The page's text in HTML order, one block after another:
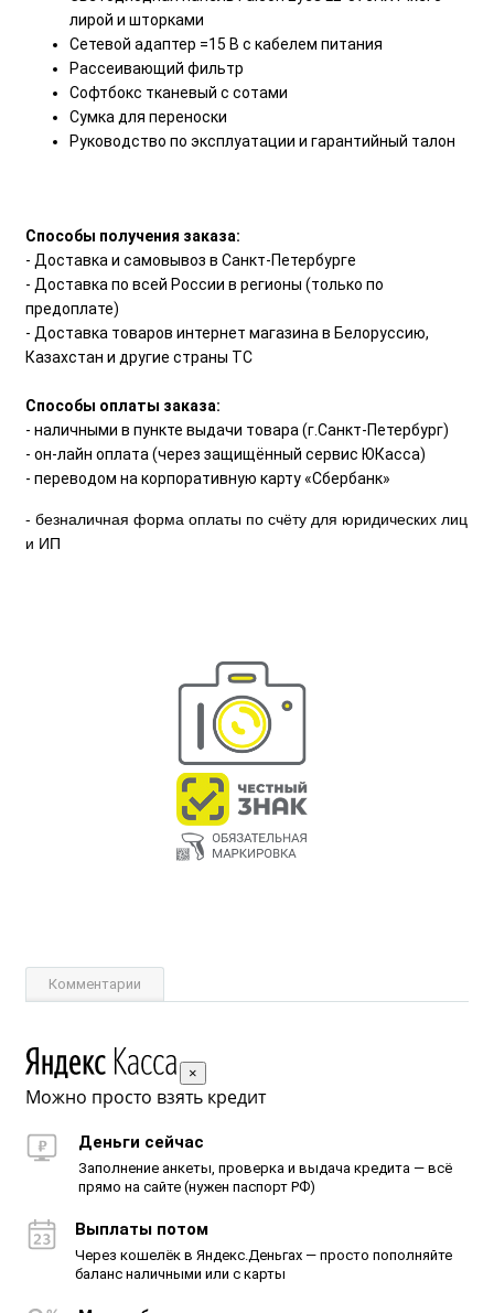
лирой и шторками
Сетевой адаптер =15 В с кабелем питания
Рассеивающий фильтр
Софтбокс тканевый с сотами
Сумка для переноски
Руководство по эксплуатации и гарантийный талон
Способы получения заказа:
- Доставка и самовывоз в Санкт-Петербурге
- Доставка по всей России в регионы (только по
предоплате)
- Доставка товаров интернет магазина в Белоруссию,
Казахстан и другие страны ТС
Способы оплаты заказа:
- наличными в пункте выдачи товара (г.Санкт-Петербург)
- он-лайн оплата (через защищённый сервис ЮКасса)
- переводом на корпоративную карту «Сбербанк»
- безналичная форма оплаты по счёту для юридических лиц
и ИП
Комментарии
×
Можно просто взять кредит
Деньги сейчас
Заполнение анкеты, проверка и выдача кредита — всё
прямо на сайте (нужен паспорт РФ)
Выплаты потом
Через кошелёк в Яндекс.Деньгах — просто пополняйте
баланс наличными или с карты